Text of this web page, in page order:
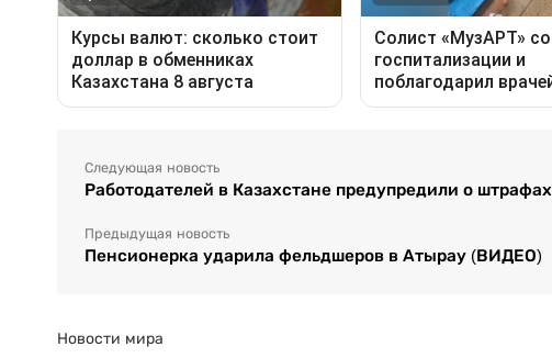
Следующая новость
Работодателей в Казахстане предупредили о
Предыдущая новость
Пенсионерка ударила фельдшеров в Атырау (ВИДЕО)
Новости мира